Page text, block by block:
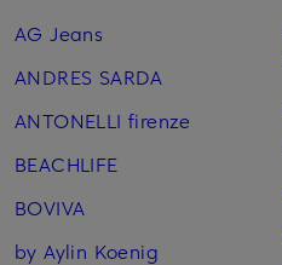
AG Jeans
ANDRES SARDA
ANTONELLI firenze
BEACHLIFE
BOVIVA
by Aylin Koenig